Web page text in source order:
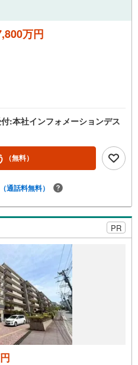
万円
:本社インフォメーションデス
（無料）
（通話料無料）
PR